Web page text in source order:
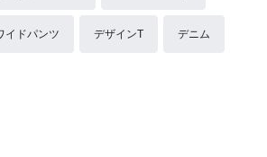
イドパンツ デザインT デニム